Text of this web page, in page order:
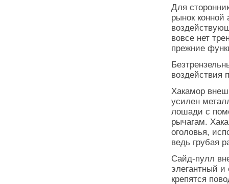
Для
рынок конной
вовсе нет
прежние
воздействия
Хакамор
усилен
лошади с
рычагам.
оголовья,
ведь грубая
Сайд-пулл
элегантный и
крепятся